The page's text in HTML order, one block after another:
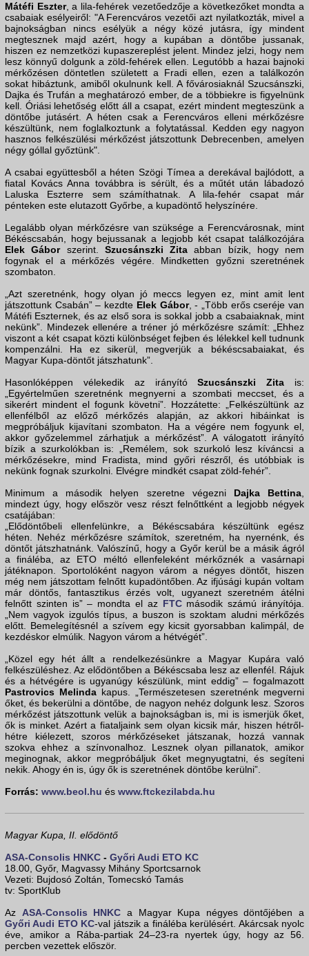
Mátéfi Eszter, a lila-fehérek vezetőedzője a következőket mondta a
csabaiak esélyeiről: "A Ferencváros vezetői azt nyilatkozták, mivel a
bajnokságban nincs esélyük a négy közé jutásra, így mindent
megtesznek majd azért, hogy a kupában a döntőbe jussanak,
hiszen ez nemzetközi kupaszereplést jelent. Mindez jelzi, hogy nem
lesz könnyű dolgunk a zöld-fehérek ellen. Legutóbb a hazai bajnoki
mérkőzésen döntetlen született a Fradi ellen, ezen a találkozón
sokat hibáztunk, amiből okulnunk kell. A fővárosiaknál Szucsánszki,
Dajka és Trufán a meghatározó ember, de a többiekre is figyelnünk
kell. Óriási lehetőség előtt áll a csapat, ezért mindent megteszünk a
döntőbe jutásért. A héten csak a Ferencváros elleni mérkőzésre
készültünk, nem foglalkoztunk a folytatással. Kedden egy nagyon
hasznos felkészülési mérkőzést játszottunk Debrecenben, amelyen
négy góllal győztünk".
A csabai együttesből a héten Szögi Tímea a derekával bajlódott, a
fiatal Kovács Anna továbbra is sérült, és a műtét után lábadozó
Laluska Eszterre sem számíthatnak. A lila-fehér csapat már
pénteken este elutazott Győrbe, a kupadöntő helyszínére.
Legalább olyan mérkőzésre van szüksége a Ferencvárosnak, mint
Békéscsabán, hogy bejussanak a legjobb két csapat találkozójára
Elek Gáborszerint. Szucsánszki Zita abban bízik, hogy nem
fogynak el a mérkőzés végére. Mindketten győzni szeretnének
szombaton.
„Azt szeretnénk, hogy olyan jó meccs legyen ez, mint amit lent
játszottunk Csabán” – kezdte Elek Gábor, - „Több erős cseréje van
Mátéfi Eszternek, és az első sora is sokkal jobb a csabaiaknak, mint
nekünk”. Mindezek ellenére a tréner jó mérkőzésre számít: „Ehhez
viszont a két csapat közti különbséget fejben és lélekkel kell tudnunk
kompenzálni. Ha ez sikerül, megverjük a békéscsabaiakat, és
Magyar Kupa-döntőt játszhatunk”.
Hasonlóképpen vélekedik az irányítóSzucsánszki Zita is:
„Egyértelműen szeretnénk megnyerni a szombati meccset, és a
sikerért mindent el fogunk követni”. Hozzátette: „Felkészültünk az
ellenfélből az előző mérkőzés alapján, az akkori hibáinkat is
megpróbáljuk kijavítani szombaton. Ha a végére nem fogyunk el,
akkor győzelemmel zárhatjuk a mérkőzést”. A válogatott irányító
bízik a szurkolókban is: „Remélem, sok szurkoló lesz kíváncsi a
mérkőzésekre, mind Fradista, mind győri részről, és utóbbiak is
nekünk fognak szurkolni. Elvégre mindkét csapat zöld-fehér”.
Minimum a második helyen szeretne végezni Dajka Bettina,
mindezt úgy, hogy először vesz részt felnőttként a legjobb négyek
csatájában:
„Elődöntőbeli ellenfelünkre, a Békéscsabára készültünk egész
héten. Nehéz mérkőzésre számítok, szeretném, ha nyernénk, és
döntőt játszhatnánk. Valószínű, hogy a Győr kerül be a másik ágról
a fináléba, az ETO méltó ellenfeleként mérkőznék a vasárnapi
játéknapon. Sportolóként nagyon várom a négyes döntőt, hiszen
még nem játszottam felnőtt kupadöntőben. Az ifjúsági kupán voltam
már döntős, fantasztikus érzés volt, ugyanezt szeretném átélni
felnőtt szinten is” – mondta el az FTCmásodik számú irányítója.
„Nem vagyok izgulós típus, a buszon is szoktam aludni mérkőzés
előtt. Bemelegítésnél a szívem egy kicsit gyorsabban kalimpál, de
kezdéskor elmúlik. Nagyon várom a hétvégét”.
„Közel egy hét állt a rendelkezésünkre a Magyar Kupára való
felkészüléshez. Az elődöntőben a Békéscsaba lesz az ellenfél. Rájuk
és a hétvégére is ugyanúgy készülünk, mint eddig” – fogalmazott
Pastrovics Melinda kapus. „Természetesen szeretnénk megverni
őket, és bekerülni a döntőbe, de nagyon nehéz dolgunk lesz. Szoros
mérkőzést játszottunk velük a bajnokságban is, mi is ismerjük őket,
ők is minket. Azért a fiataljaink sem olyan kicsik már, hiszen hétről-
hétre kiélezett, szoros mérkőzéseket játszanak, hozzá vannak
szokva ehhez a színvonalhoz. Lesznek olyan pillanatok, amikor
meginognak, akkor megpróbáljuk őket megnyugtatni, és segíteni
nekik. Ahogy én is, úgy ők is szeretnének döntőbe kerülni”.
Forrás: www.beol.hu és www.ftckezilabda.hu
Magyar Kupa, II. elődöntő
ASA-Consolis HNKC - Győri Audi ETO KC
18.00, Győr, Magvassy Mihány Sportcsarnok
Vezeti: Bujdosó Zoltán, Tomecskó Tamás
tv: SportKlub
Az ASA-Consolis HNKC a Magyar Kupa négyes döntőjében a
Győri Audi ETO KC-val játszik a fináléba kerülésért. Akárcsak nyolc
éve, amikor a Rába-partiak 24–23-ra nyertek úgy, hogy az 56.
percben vezettek először.